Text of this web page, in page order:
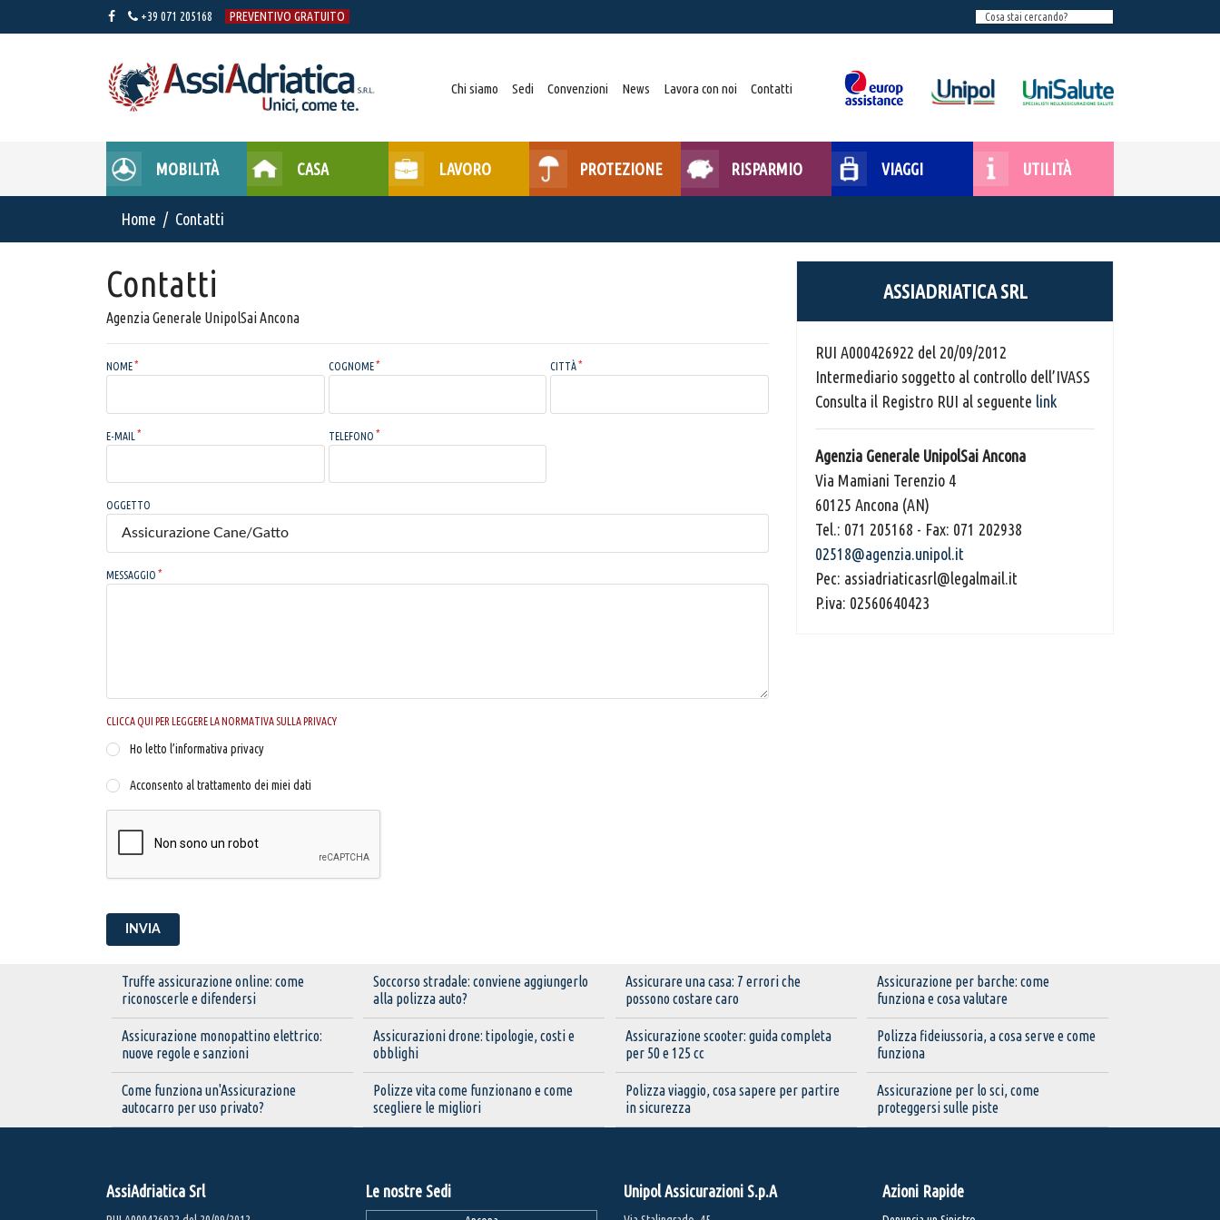
+39 071 205168 PREVENTIVO GRATUITO
Chi siamo Sedi Convenzioni News Lavora con noi Contatti
MOBILITÀ CASA LAVORO PROTEZIONE RISPARMIO VIAGGI UTILITÀ
Home Contatti
Contatti
Agenzia Generale UnipolSai Ancona
NOME COGNOME CITTÀ
E-MAIL TELEFONO
OGGETTO
MESSAGGIO
CLICCA QUI PER LEGGERE LA NORMATIVA SULLA PRIVACY
Ho letto l’informativa privacy
Acconsento al trattamento dei miei dati
INVIA
ASSIADRIATICA SRL
RUI A000426922 del 20/09/2012
Intermediario soggetto al controllo dell’IVASS
Consulta il Registro RUI al seguente link
Agenzia Generale UnipolSai Ancona
Via Mamiani Terenzio 4
60125 Ancona (AN)
Tel.: 071 205168 - Fax: 071 202938
02518@agenzia.unipol.it
Pec: assiadriaticasrl@legalmail.it
P.iva: 02560640423
Truffe assicurazione online: come
riconoscerle e difendersi
Soccorso stradale: conviene aggiungerlo
alla polizza auto?
Assicurare una casa: 7 errori che
possono costare caro
Assicurazione per barche: come
funziona e cosa valutare
Assicurazione monopattino elettrico:
nuove regole e sanzioni
Assicurazioni drone: tipologie, costi e
obblighi
Assicurazione scooter: guida completa
per 50 e 125 cc
Polizza fideiussoria, a cosa serve e come
funziona
Come funziona un'Assicurazione
autocarro per uso privato?
Polizze vita come funzionano e come
scegliere le migliori
Polizza viaggio, cosa sapere per partire
in sicurezza
Assicurazione per lo sci, come
proteggersi sulle piste
AssiAdriatica Srl Le nostre Sedi Unipol Assicurazioni S.p.A Azioni Rapide